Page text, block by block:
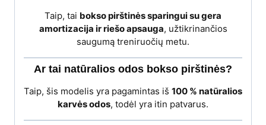
Taip, tai bokso pirštinės sparingui su gera
amortizacija ir riešo apsauga, užtikrinančios
saugumą treniruočių metu.
Ar tai natūralios odos bokso pirštinės?
Taip, šis modelis yra pagamintas iš 100 % natūralios
karvės odos, todėl yra itin patvarus.